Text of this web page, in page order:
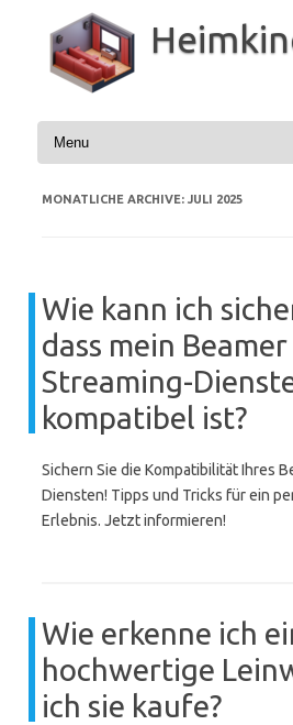
springen
MONATLICHE ARCHIVE: JULI 2025
Wie kann ich
dass mein
Streaming-
kompatibel ist?
Sichern Sie die Kompatibilität Ihres
Diensten! Tipps und Tricks für ein
Erlebnis. Jetzt informieren!
Wie erkenne ich
hochwertige
ich sie kaufe?